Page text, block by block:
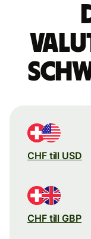
CHF till USD
CHF till GBP